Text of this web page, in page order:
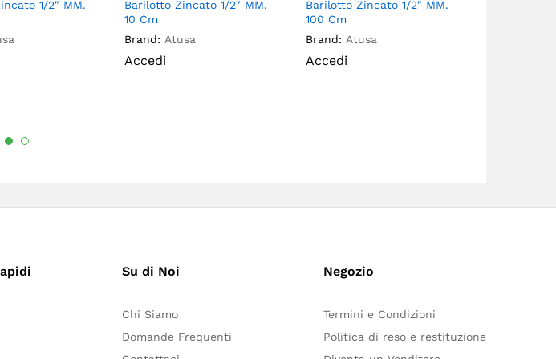
1/2″ MM.
Barilotto Zincato 1/2″ MM.
10 Cm
Brand: Atusa
Accedi
Barilotto Zincato 1/2″ MM.
100 Cm
Brand: Atusa
Accedi
Su di Noi
Chi Siamo
Domande Frequenti
Negozio
Termini e Condizioni
Politica di reso e restituzione